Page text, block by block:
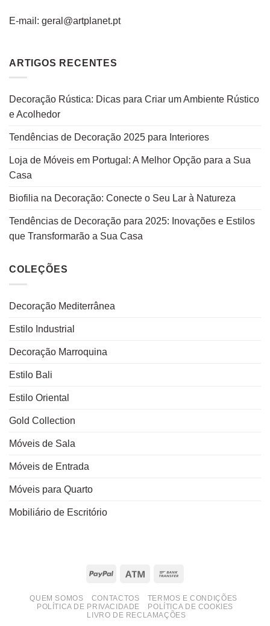
E-mail: geral@artplanet.pt
ARTIGOS RECENTES
Decoração Rústica: Dicas para Criar um Ambiente Rústico
e Acolhedor
Tendências de Decoração 2025 para Interiores
Loja de Móveis em Portugal: A Melhor Opção para a Sua
Casa
Biofilia na Decoração: Conecte o Seu Lar à Natureza
Tendências de Decoração para 2025: Inovações e Estilos
que Transformarão a Sua Casa
COLEÇÕES
Decoração Mediterrânea
Estilo Industrial
Decoração Marroquina
Estilo Bali
Estilo Oriental
Gold Collection
Móveis de Sala
Móveis de Entrada
Móveis para Quarto
Mobiliário de Escritório
PayPal Atm
QUEM SOMOS CONTACTOS
TERMOS E CONDIÇÕES
POLÍTICA DE PRIVACIDADE
POLÍTICA DE COOKIES
LIVRO DE RECLAMAÇÕES